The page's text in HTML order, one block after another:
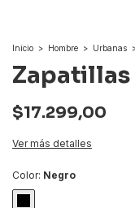
Inicio > Hombre > Urbanas
Zapatillas
$17.299,00
Ver más detalles
Color: Negro